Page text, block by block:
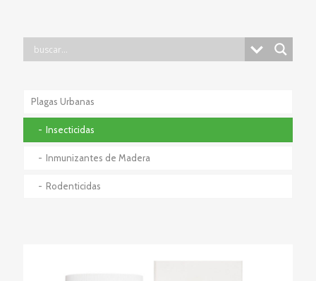
Plagas Urbanas
Insecticidas
Inmunizantes de Madera
Rodenticidas